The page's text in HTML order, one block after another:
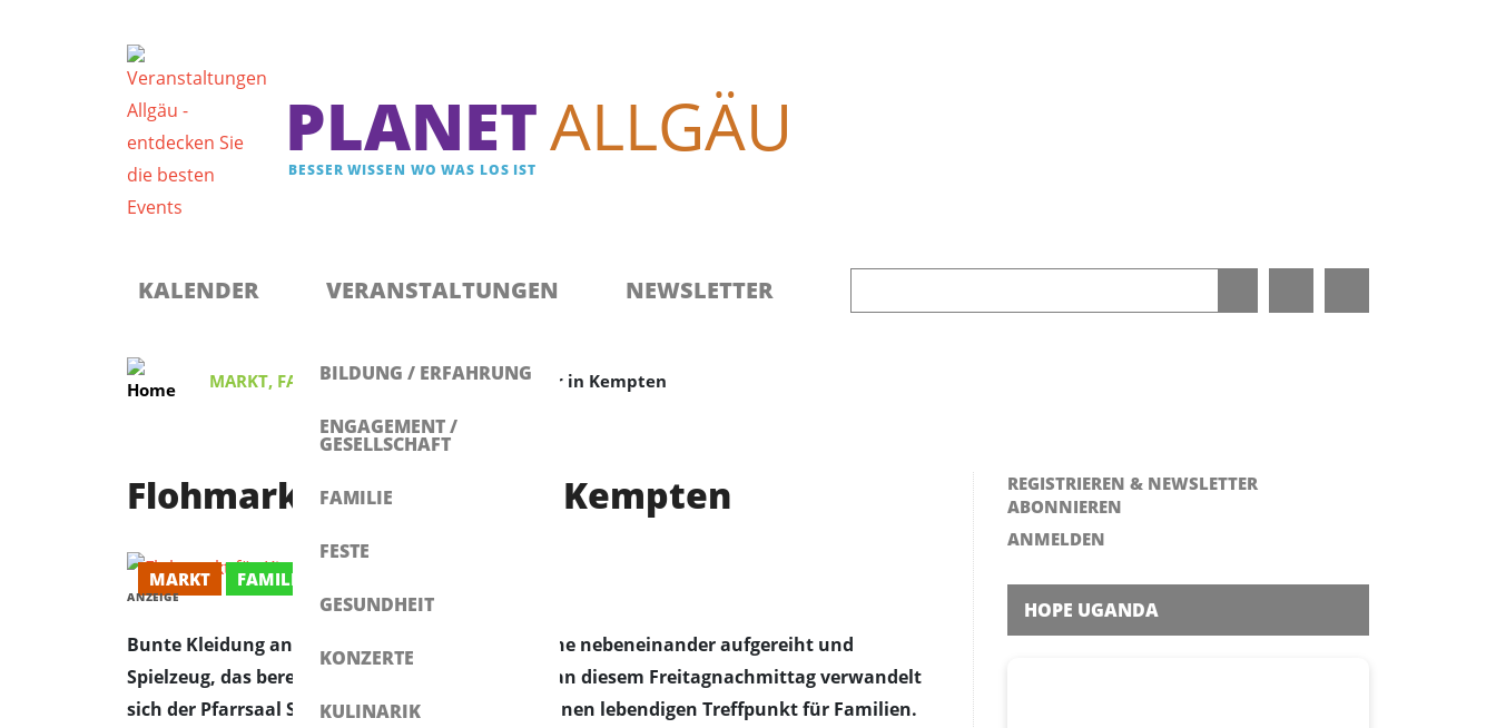
PLANETALLGÄU
BESSER WISSEN WO WAS LOS IST
KALENDER VERANSTALTUNGEN
BILDUNG / ERFAHRUNG
ENGAGEMENT /
GESELLSCHAFT
FAMILIE
FESTE
GESUNDHEIT
KONZERTE
KULINARIK
NEWSLETTER
Registrieren & Newsletter abonnieren
Anmelden
MARKT, FAMILIE Flohmarkt für Kinder in Kempten
Flohmarkt für Kinder in Kempten
MARKT FAMILIE
ANZEIGE
Bunte Kleidung an Kleiderständern, kleine Schuhe nebeneinander aufgereiht und
Spielzeug, das bereits Geschichten erzählt hat – an diesem Freitagnachmittag verwandelt
sich der Pfarrsaal St. Franziskus in Kempten in einen lebendigen Treffpunkt für Familien.
REGISTRIEREN & NEWSLETTER
ABONNIEREN
ANMELDEN
HOPE UGANDA